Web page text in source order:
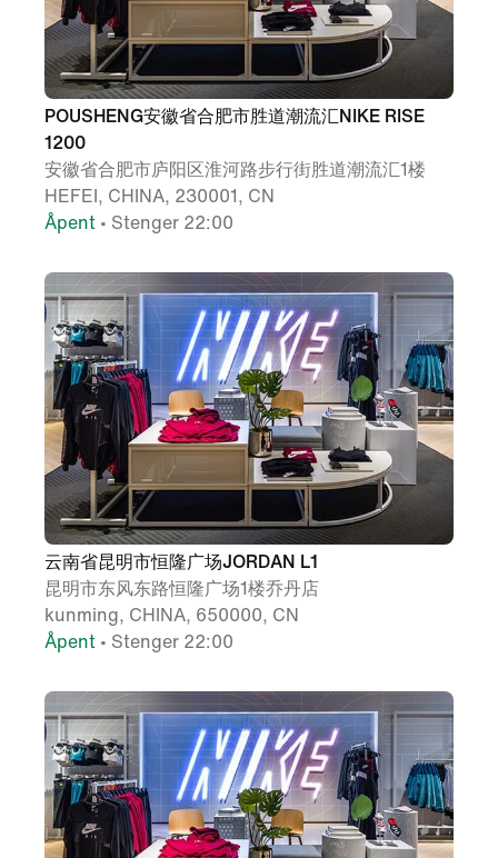
POUSHENG安徽省合肥市胜道潮流汇NIKE RISE
1200
安徽省合肥市庐阳区淮河路步行街胜道潮流汇1楼
HEFEI, CHINA, 230001, CN
Åpent • Stenger 22:00
云南省昆明市恒隆广场JORDAN L1
昆明市东风东路恒隆广场1楼乔丹店
kunming, CHINA, 650000, CN
Åpent • Stenger 22:00